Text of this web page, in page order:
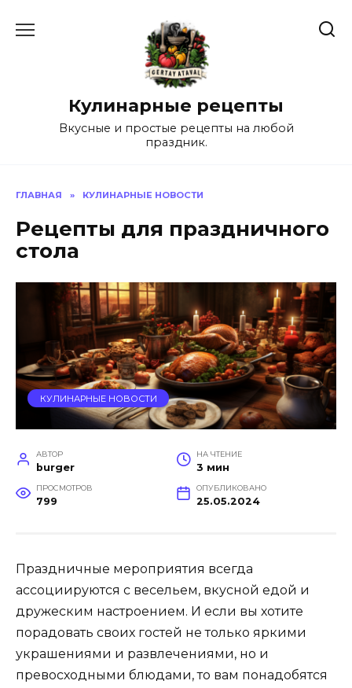
Кулинарные рецепты
Вкусные и простые рецепты на любой
праздник.
ГЛАВНАЯ » КУЛИНАРНЫЕ НОВОСТИ
Рецепты для праздничного
стола
КУЛИНАРНЫЕ НОВОСТИ
АВТОР
burger
НА ЧТЕНИЕ
3 мин
ПРОСМОТРОВ
799
ОПУБЛИКОВАНО
25.05.2024
Праздничные мероприятия всегда
ассоциируются с весельем, вкусной едой и
дружеским настроением. И если вы хотите
порадовать своих гостей не только яркими
украшениями и развлечениями, но и
превосходными блюдами, то вам понадобятся